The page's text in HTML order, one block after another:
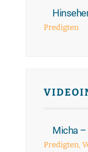
Predigten
Micha
Predigten,